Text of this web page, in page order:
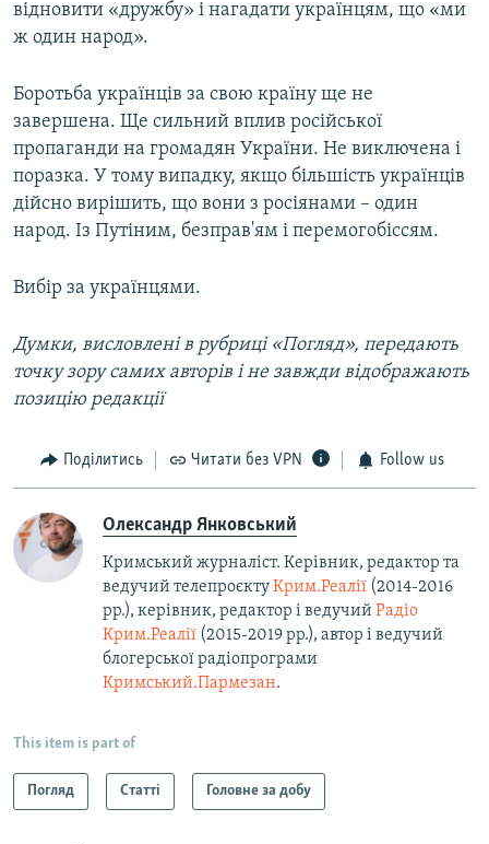
відновити «дружбу» і нагадати українцям, що «ми
ж один народ».
Боротьба українців за свою країну ще не
завершена. Ще сильний вплив російської
пропаганди на громадян України. Не виключена і
поразка. У тому випадку, якщо більшість українців
дійсно вирішить, що вони з росіянами – один
народ. Із Путіним, безправ'ям і перемогобіссям.
Вибір за українцями.
Думки, висловлені в рубриці «Погляд», передають
точку зору самих авторів і не завжди відображають
позицію редакції
Поділитись Читати без VPN Follow us
Олександр Янковський
Кримський журналіст. Керівник, редактор та
ведучий телепроєктуКрим.Реалії (2014-2016
рр.), керівник, редактор і ведучий Радіо
Крим.Реалії (2015-2019 рр.), автор і ведучий
блогерської радіопрограми
Кримський.Пармезан.​
This item is part of
Погляд Статті Головне за добу